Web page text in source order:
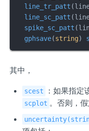
line_tr_patt (
line_sc_patt (
spike_sc_patt (
gphsave(string)
其中，
scest ：如果指定
scplot 。否则，